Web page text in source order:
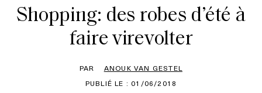
Shopping: des robes d’été à
faire virevolter
PAR
ANOUK VAN GESTEL
PUBLIÉ LE : 01/06/2018